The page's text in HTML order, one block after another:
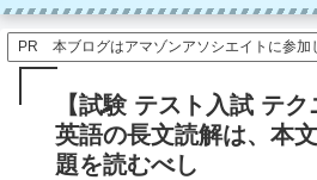
PR 本ブログはアマゾンアソシエイトに参加
【試験 テスト入試 テク
英語の長文読解は、本
題を読むべし